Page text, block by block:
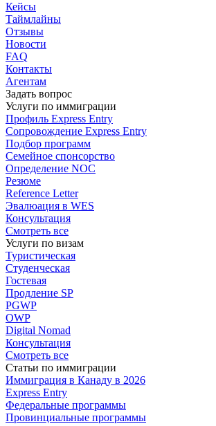
Кейсы
Таймлайны
Отзывы
Новости
FAQ
Контакты
Агентам
Задать вопрос
Услуги по иммиграции
Профиль Express Entry
Сопровождение Express Entry
Подбор программ
Семейное спонсорство
Определение NOC
Резюме
Reference Letter
Эвалюация в WES
Консультация
Смотреть все
Услуги по визам
Туристическая
Студенческая
Гостевая
Продление SP
PGWP
OWP
Digital Nomad
Консультация
Смотреть все
Статьи по иммиграции
Иммиграция в Канаду в 2026
Express Entry
Федеральные программы
Провинциальные программы